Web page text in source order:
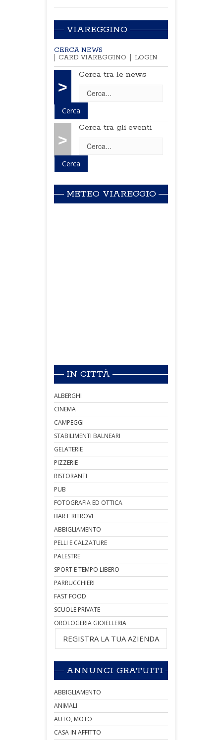
VIAREGGINO
CERCA NEWS
CARD VIAREGGINO
LOGIN
>
Cerca tra le news
>
Cerca tra gli eventi
METEO VIAREGGIO
IN CITTÀ
ALBERGHI
CINEMA
CAMPEGGI
STABILIMENTI BALNEARI
GELATERIE
PIZZERIE
RISTORANTI
PUB
FOTOGRAFIA ED OTTICA
BAR E RITROVI
ABBIGLIAMENTO
PELLI E CALZATURE
PALESTRE
SPORT E TEMPO LIBERO
PARRUCCHIERI
FAST FOOD
SCUOLE PRIVATE
OROLOGERIA GIOIELLERIA
REGISTRA LA TUA AZIENDA
ANNUNCI GRATUITI
ABBIGLIAMENTO
ANIMALI
AUTO, MOTO
CASA IN AFFITTO